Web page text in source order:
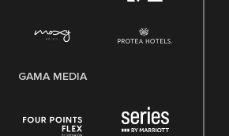
GAMA MEDIA